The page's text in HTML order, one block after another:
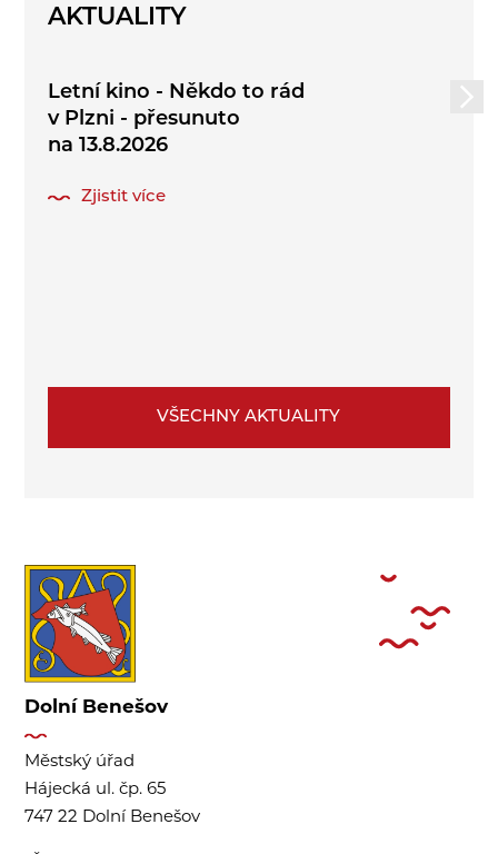
AKTUALITY
Letní kino - Někdo to rád
v Plzni - přesunuto
na 13.8.2026
Zjistit více
VŠECHNY AKTUALITY
Dolní Benešov
Městský úřad
Hájecká ul. čp. 65
747 22 Dolní Benešov